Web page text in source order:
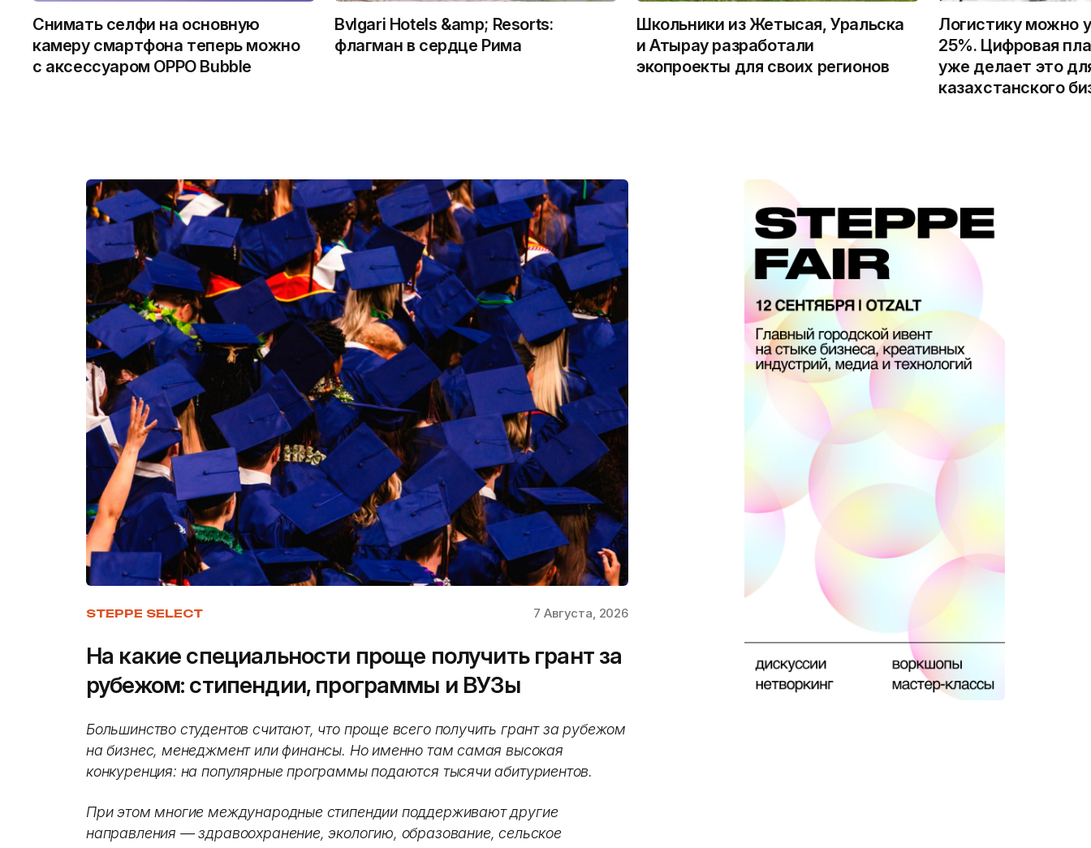
Снимать селфи на основную
камеру смартфона теперь можно
с аксессуаром OPPO Bubble
Bvlgari Hotels &amp; Resorts:
флагман в сердце Рима
Школьники из Жетысая, Уральска
и Атырау разработали
экопроекты для своих регионов
Логистику можно
25%. Цифровая
уже делает это
казахстанского
STEPPE SELECT 7 Августа, 2026
На какие специальности проще получить грант за
рубежом: стипендии, программы и ВУЗы
Большинство студентов считают, что проще всего получить грант за рубежом
на бизнес, менеджмент или финансы. Но именно там самая высокая
конкуренция: на популярные программы подаются тысячи абитуриентов.
При этом многие международные стипендии поддерживают другие
направления — здравоохранение, экологию, образование, сельское